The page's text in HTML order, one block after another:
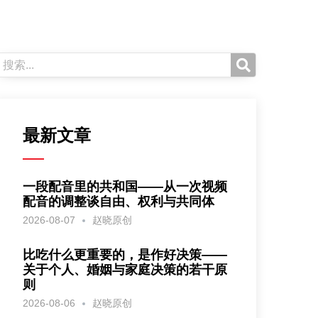
最新文章
一段配音里的共和国——从一次视频
配音的调整谈自由、权利与共同体
2026-08-07 赵晓原创
比吃什么更重要的，是作好决策——
关于个人、婚姻与家庭决策的若干原
则
2026-08-06 赵晓原创